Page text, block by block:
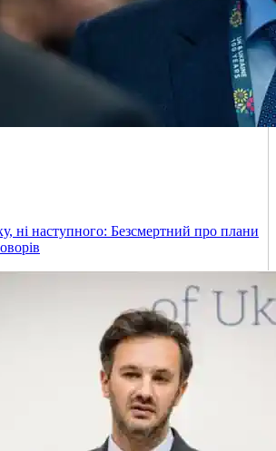
ні наступного: Безсмертний про плани